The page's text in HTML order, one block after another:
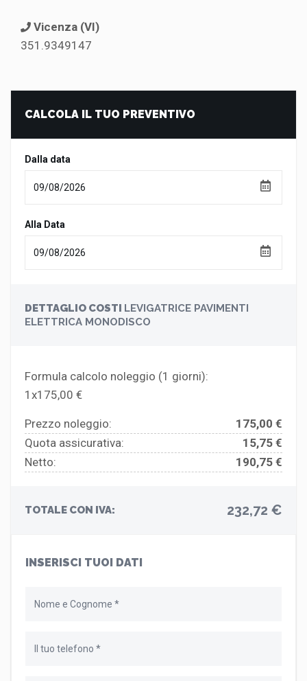
Vicenza (VI)
351.9349147
CALCOLA IL TUO PREVENTIVO
Dalla data
Alla Data
DETTAGLIO COSTI LEVIGATRICE PAVIMENTI
ELETTRICA MONODISCO
Formula calcolo noleggio (1 giorni):
1x175,00 €
Prezzo noleggio:
175,00 €
Quota assicurativa:
15,75 €
Netto:
190,75 €
TOTALE CON IVA: 232,72 €
INSERISCI TUOI DATI